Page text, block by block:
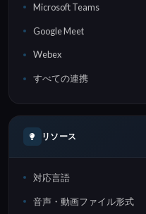
Microsoft Teams
Google Meet
Webex
すべての連携
リソース
対応言語
音声・動画ファイル形式